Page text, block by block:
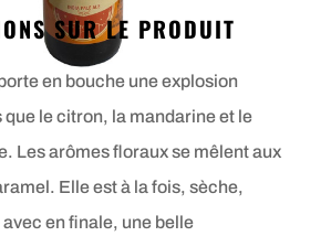
SUR LE PRODUIT
en bouche une explosion
que le citron, la mandarine et le
Les arômes floraux se mêlent aux
Elle est à la fois, sèche,
en finale, une belle